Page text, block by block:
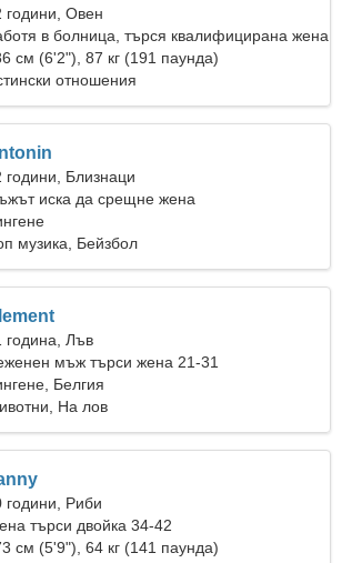
години, Овен
в болница, търся квалифицирана жена
см (6'2"), 87 кг (191 паунда)
отношения
години, Близнаци
иска да срещне жена
музика, Бейзбол
година, Лъв
мъж търси жена 21-31
Белгия
На лов
години, Риби
търси двойка 34-42
см (5'9"), 64 кг (141 паунда)